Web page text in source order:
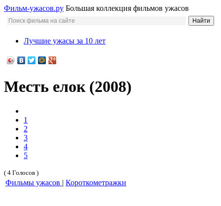
Фильм-ужасов.ру Большая коллекция фильмов ужасов
Лучшие ужасы за 10 лет
Месть елок (2008)
1
2
3
4
5
( 4 Голосов )
Фильмы ужасов | Короткометражки